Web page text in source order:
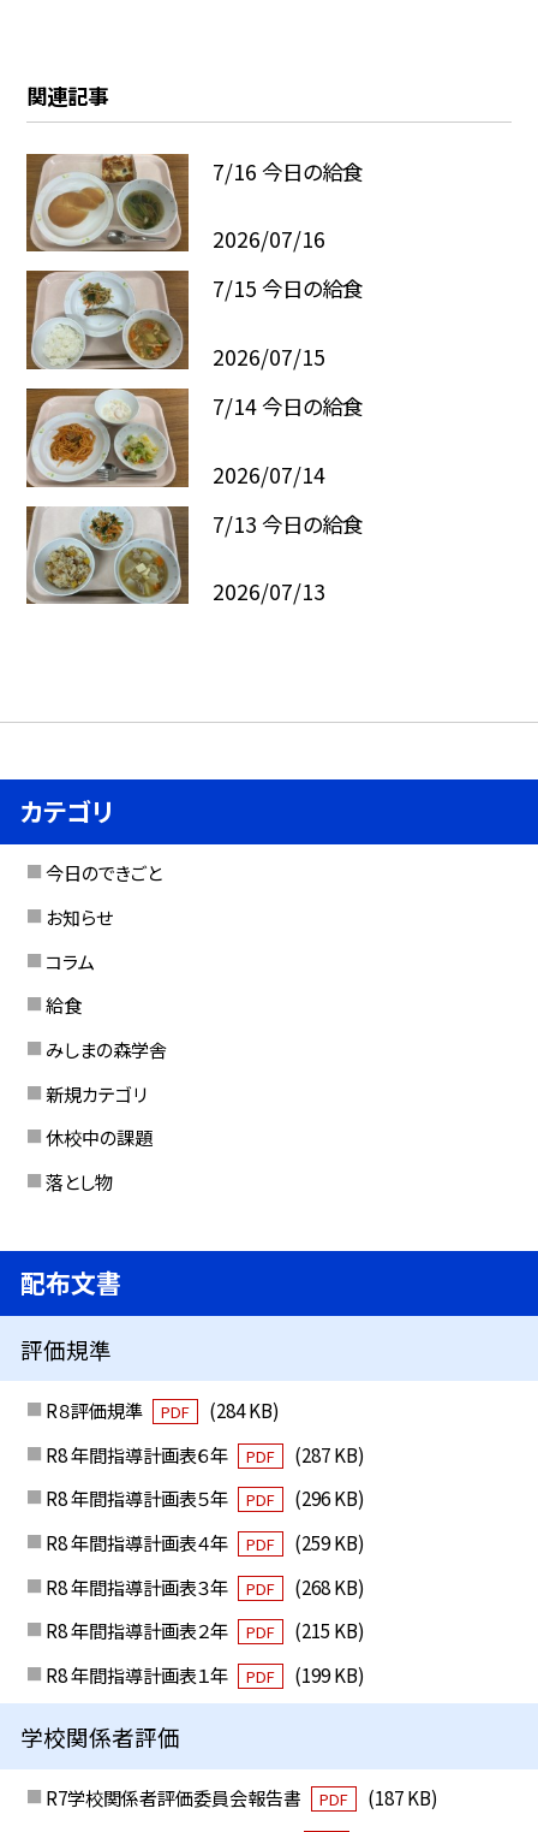
関連記事
7/16 今日の給食
2026/07/16
7/15 今日の給食
2026/07/15
7/14 今日の給食
2026/07/14
7/13 今日の給食
2026/07/13
カテゴリ
今日のできごと
お知らせ
コラム
給食
みしまの森学舎
新規カテゴリ
休校中の課題
落とし物
配布文書
評価規準
R８評価規準 PDF
(284 KB)
R8 年間指導計画表６年
PDF
(287 KB)
R8 年間指導計画表５年
PDF
(296 KB)
R8 年間指導計画表４年
PDF
(259 KB)
R8 年間指導計画表３年
PDF
(268 KB)
R8 年間指導計画表２年
PDF
(215 KB)
R8 年間指導計画表１年
PDF (199 KB)
学校関係者評価
R7学校関係者評価委員会報告書 PDF
(187 KB)